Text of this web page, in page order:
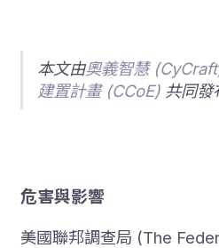
本文由奧義智慧
建置計畫 (CCoE) 共同發
危害與影響
美國聯邦調查局 (The